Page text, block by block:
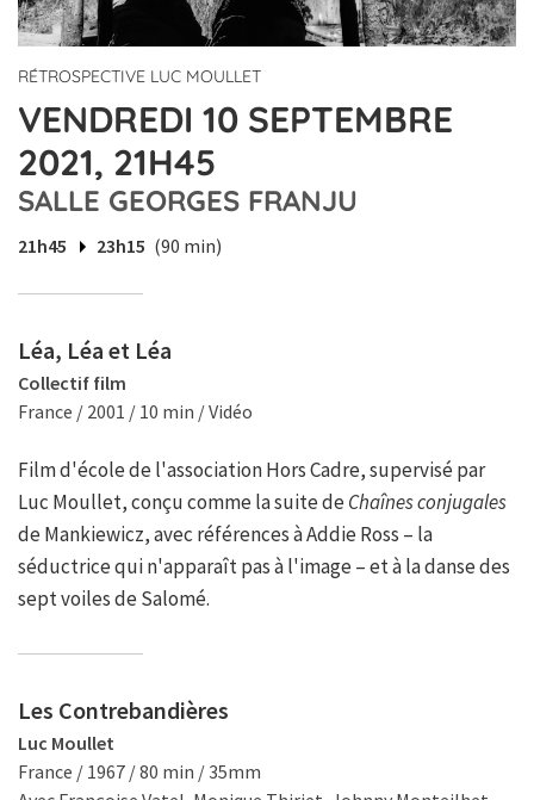
RÉTROSPECTIVE LUC MOULLET
VENDREDI 10 SEPTEMBRE
2021, 21H45
SALLE GEORGES FRANJU
21h45 23h15 (90 min)
Léa, Léa et Léa
Collectif film
France / 2001 / 10 min / Vidéo
Film d'école de l'association Hors Cadre, supervisé par
Luc Moullet, conçu comme la suite deChaînes conjugales
de Mankiewicz, avec références à Addie Ross – la
séductrice qui n'apparaît pas à l'image – et à la danse des
sept voiles de Salomé.
Les Contrebandières
Luc Moullet
France / 1967 / 80 min / 35mm